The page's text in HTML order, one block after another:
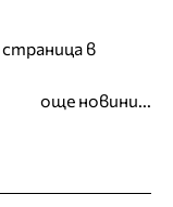
в
още новини...